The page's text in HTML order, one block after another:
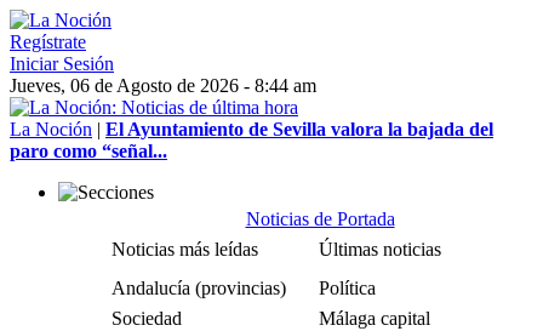
Regístrate
Iniciar Sesión
Jueves, 06 de Agosto de 2026 - 8:44 am
La Noción | El Ayuntamiento de Sevilla valora la bajada del
paro como “señal...
Noticias de Portada
Noticias más leídas
Últimas noticias
Andalucía (provincias)
Política
Sociedad
Málaga capital